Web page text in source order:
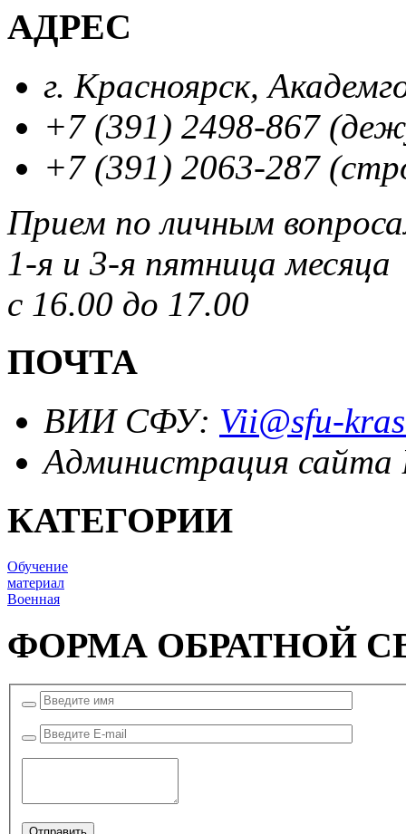
АДРЕС
г. Красноярск,
+7 (391) 2498-867
+7 (391) 2063-287
Прием по личным
1-я и 3-я пятница месяца
с 16.00 до 17.00
ПОЧТА
ВИИ СФУ: Vii@sfu-
Администрация
КАТЕГОРИИ
Обучение
материал
Военная
ФОРМА ОБРАТНОЙ